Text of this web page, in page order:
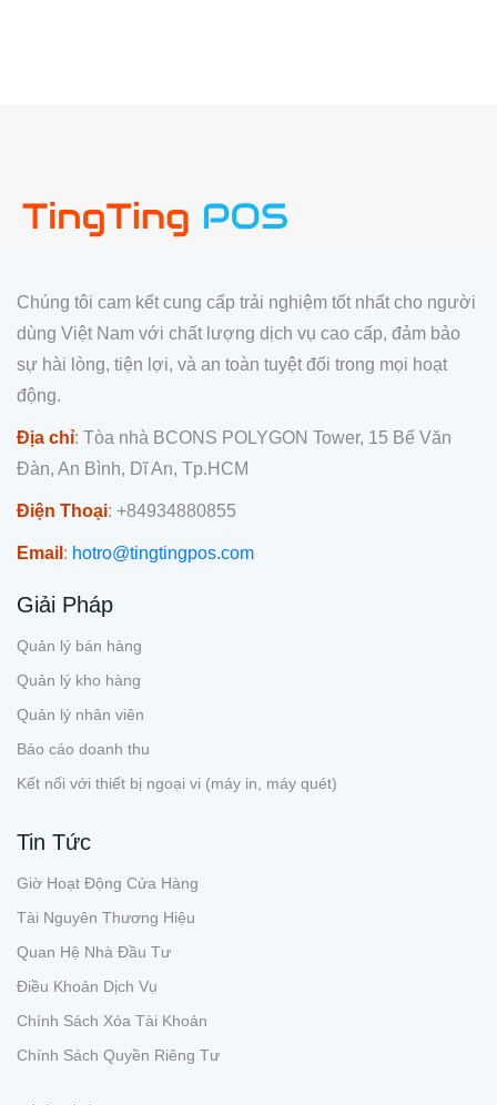
Chúng tôi cam kết cung cấp trải nghiệm tốt nhất cho người
dùng Việt Nam với chất lượng dịch vụ cao cấp, đảm bảo
sự hài lòng, tiện lợi, và an toàn tuyệt đối trong mọi hoạt
động.
Địa chỉ: Tòa nhà BCONS POLYGON Tower, 15 Bế Văn
Đàn, An Bình, Dĩ An, Tp.HCM
Điện Thoại: +84934880855
Email : hotro@tingtingpos.com
Giải Pháp
Quản lý bán hàng
Quản lý kho hàng
Quản lý nhân viên
Báo cáo doanh thu
Kết nối với thiết bị ngoại vi (máy in, máy quét)
Tin Tức
Giờ Hoạt Động Cửa Hàng
Tài Nguyên Thương Hiệu
Quan Hệ Nhà Đầu Tư
Điều Khoản Dịch Vụ
Chính Sách Xóa Tài Khoản
Chính Sách Quyền Riêng Tư